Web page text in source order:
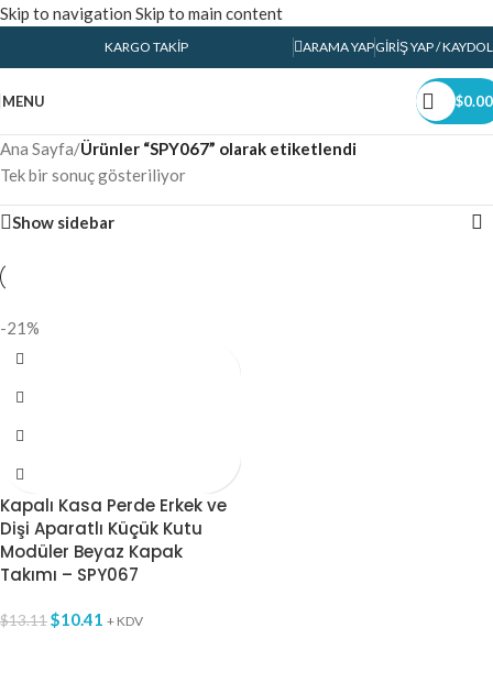
Skip to navigation Skip to main content
KARGO TAKIP ARAMA YAPGIRIŞ YAP / KAYDOL
MENU $0.00
Ana Sayfa/Ürünler “SPY067” olarak etiketlendi
Tek bir sonuç gösteriliyor
Show sidebar
-21%
Kapalı Kasa Perde Erkek ve
Dişi Aparatlı Küçük Kutu
Modüler Beyaz Kapak
Takımı – SPY067
$13.11$10.41 + KDV